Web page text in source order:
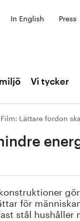
In English Press
Vi tycker
Film: Lättare fordon
för
stål